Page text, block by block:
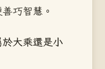
巧智慧。
於大乘還是小